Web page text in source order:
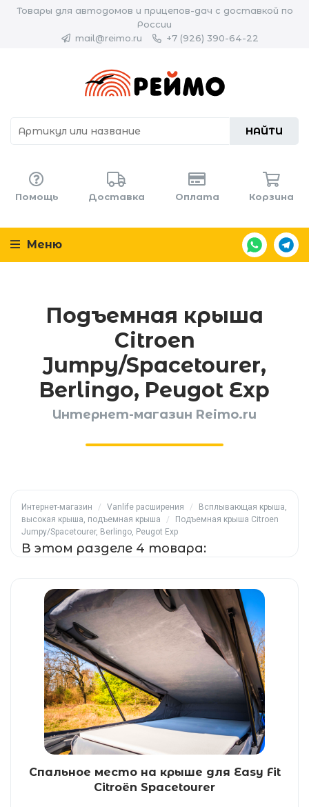
Товары для автодомов и прицепов-дач с доставкой по
России
mail@reimo.ru
+7 (926) 390-64-22
НАЙТИ
Помощь Доставка Оплата Корзина
Меню
Подъемная крыша
Citroen
Jumpy/Spacetourer,
Berlingo, Peugot Exp
Интернет-магазин Reimo.ru
Интернет-магазин / Vanlife расширения /
Всплывающая крыша,
высокая крыша, подъемная крыша
/
Подъемная крыша Citroen
Jumpy/Spacetourer, Berlingo, Peugot Exp
В этом разделе 4 товара:
Спальное место на крыше для Easy Fit
Citroën Spacetourer